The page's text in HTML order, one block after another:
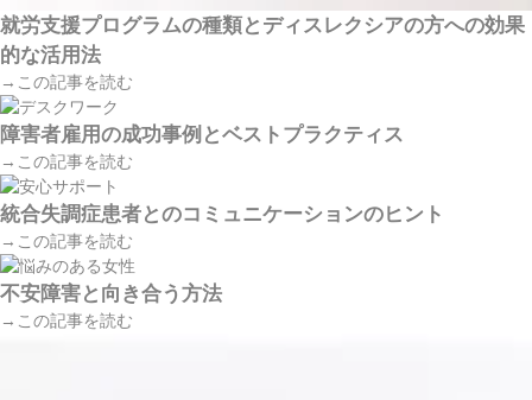
就労支援プログラムの種類とディスレクシアの方への効果
的な活用法
→この記事を読む
障害者雇用の成功事例とベストプラクティス
→この記事を読む
統合失調症患者とのコミュニケーションのヒント
→この記事を読む
不安障害と向き合う方法
→この記事を読む